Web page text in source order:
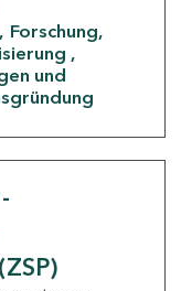
Forschung,
und